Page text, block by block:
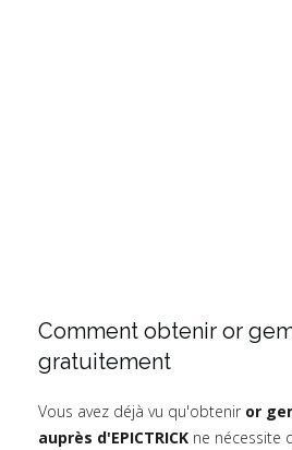
Comment obtenir or
gratuitement
Vous avez déjà vu qu'obtenir or
auprès d'EPICTRICK ne nécessite